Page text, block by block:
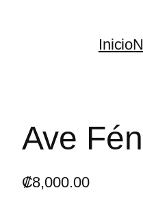
Inicio
Ave
₡8,000.00